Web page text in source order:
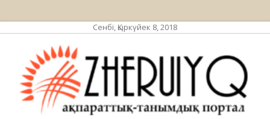
Сенбі, Қыркүйек 8, 2018